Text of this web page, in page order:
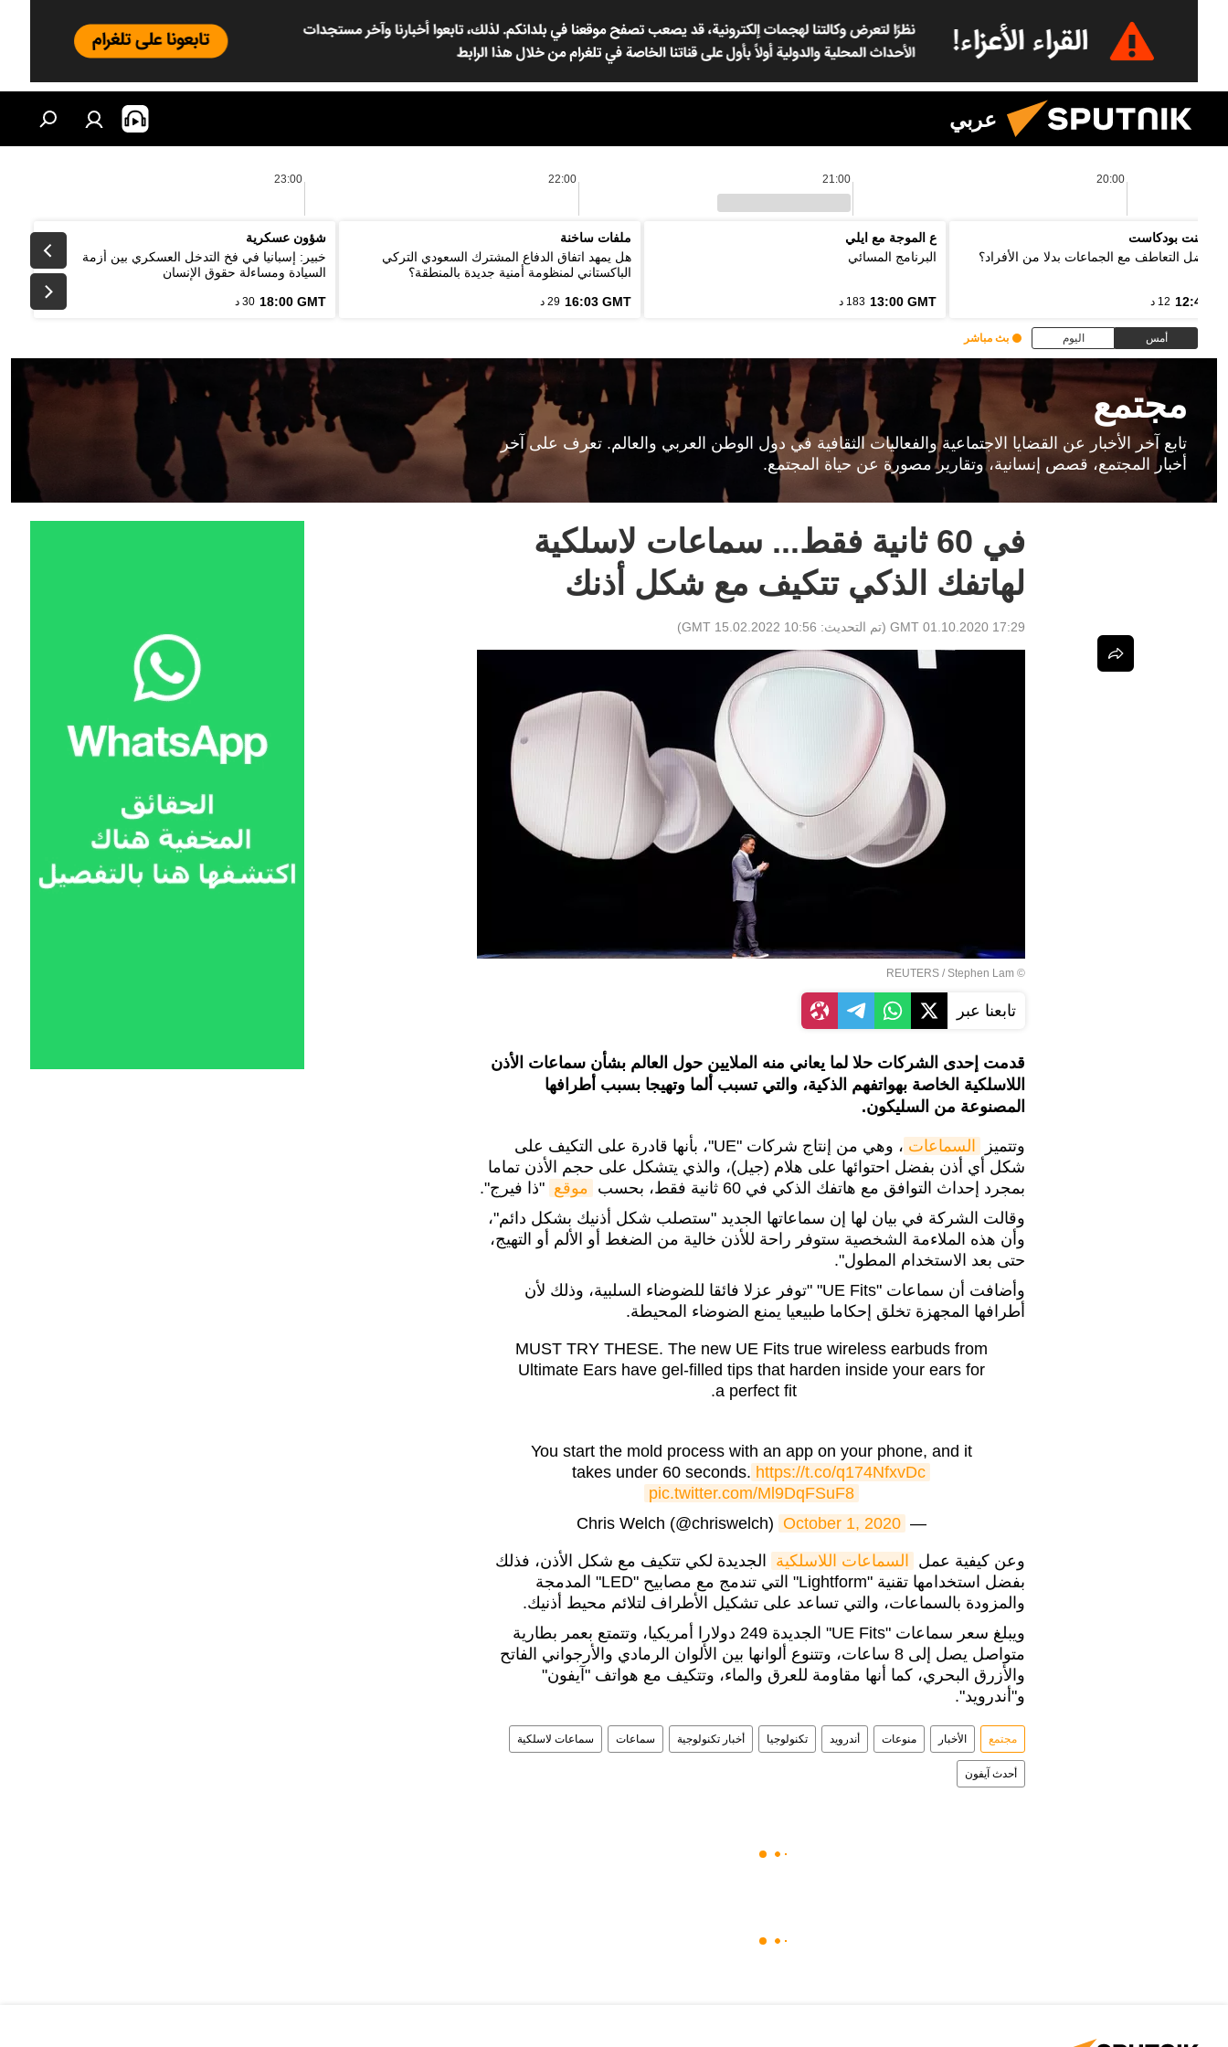
عربي
20:00
21:00
22:00
23:00
بوينت بودكاست
نفضل التعاطف مع الجماعات بدلا من الأفراد؟
12:48 12 د
ع الموجة مع ايلي
البرنامج المسائي
13:00 GMT 183 د
ملفات ساخنة
هل يمهد اتفاق الدفاع المشترك السعودي التركي
الباكستاني لمنظومة أمنية جديدة بالمنطقة؟
16:03 GMT 29 د
شؤون عسكرية
خبير: إسبانيا في فخ التدخل العسكري بين أزمة
السيادة ومساءلة حقوق الإنسان
18:00 GMT 30 د
أمس اليوم بث مباشر
مجتمع
تابع آخر الأخبار عن القضايا الاجتماعية والفعاليات الثقافية في دول الوطن العربي والعالم. تعرف على آخر
أخبار المجتمع، قصص إنسانية، وتقارير مصورة عن حياة المجتمع.
في 60 ثانية فقط... سماعات لاسلكية
لهاتفك الذكي تتكيف مع شكل أذنك
17:29 GMT 01.10.2020 (تم التحديث: 10:56 GMT 15.02.2022
)
©
REUTERS / Stephen Lam
تابعنا عبر
قدمت إحدى الشركات حلا لما يعاني منه الملايين حول العالم بشأن سماعات الأذن
اللاسلكية الخاصة بهواتفهم الذكية، والتي تسبب ألما وتهيجا بسبب أطرافها
المصنوعة من السليكون.
وتتميز السماعات
، وهي من إنتاج شركات "UE"، بأنها قادرة على التكيف على
شكل أي أذن بفضل احتوائها على هلام (جيل)، والذي يتشكل على حجم الأذن تماما
بمجرد إحداث التوافق مع هاتفك الذكي في 60 ثانية فقط، بحسب
موقع "ذا فيرج".
وقالت الشركة في بيان لها إن سماعاتها الجديد "ستصلب شكل أذنيك بشكل دائم"،
وأن هذه الملاءمة الشخصية ستوفر راحة للأذن خالية من الضغط أو الألم أو التهيج،
حتى بعد الاستخدام المطول".
وأضافت أن سماعات "UE Fits" "توفر عزلا فائقا للضوضاء السلبية، وذلك لأن
أطرافها المجهزة تخلق إحكاما طبيعيا يمنع الضوضاء المحيطة.
MUST TRY THESE. The new UE Fits true wireless earbuds from
Ultimate Ears have gel-filled tips that harden inside your ears for
a perfect fit.
You start the mold process with an app on your phone, and it
takes under 60 seconds. https://t.co/q174NfxvDc
pic.twitter.com/Ml9DqFSuF8
— Chris Welch (@chriswelch)
October 1, 2020
وعن كيفية عمل السماعات اللاسلكية
الجديدة لكي تتكيف مع شكل الأذن، فذلك
بفضل استخدامها تقنية "Lightform" التي تندمج مع مصابيح "LED" المدمجة
والمزودة بالسماعات، والتي تساعد على تشكيل الأطراف لتلائم محيط أذنيك.
ويبلغ سعر سماعات "UE Fits" الجديدة 249 دولارا أمريكيا، وتتمتع بعمر بطارية
متواصل يصل إلى 8 ساعات، وتتنوع ألوانها بين الألوان الرمادي والأرجواني الفاتح
والأزرق البحري، كما أنها مقاومة للعرق والماء، وتتكيف مع هواتف "آيفون"
و"أندرويد".
مجتمع الأخبار منوعات أندرويد تكنولوجيا أخبار تكنولوجية سماعات سماعات لاسلكية
أحدث آيفون